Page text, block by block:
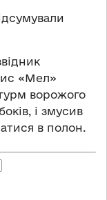
«Мел»
ворожого
і змусив
в полон.